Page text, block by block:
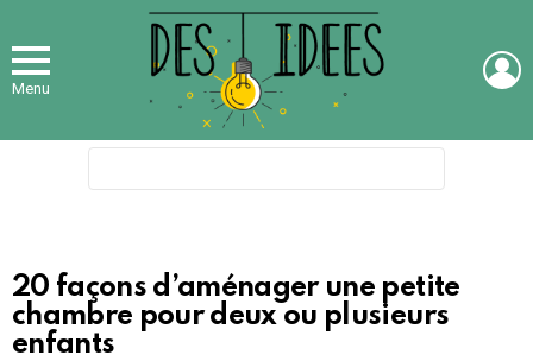
Menu
20 façons d’aménager une petite
chambre pour deux ou plusieurs
enfants